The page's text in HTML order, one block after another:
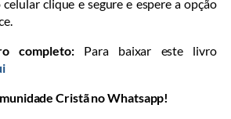
celular clique e segure e espere a opção
completo: Para baixar este livro
Cristã no Whatsapp!